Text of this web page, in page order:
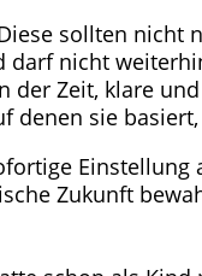
sollten nicht
nicht
Zeit, klare
denen sie
Einstellung
Zukunft